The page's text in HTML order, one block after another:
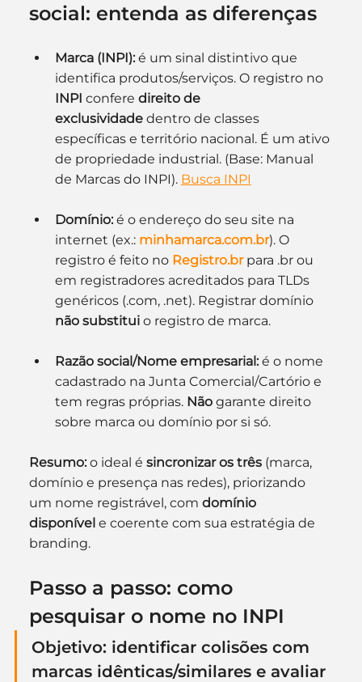
social: entenda as diferenças
Marca (INPI): é um sinal distintivo que
identifica produtos/serviços. O registro no
INPI confere direito de
exclusividade dentro de classes
específicas e território nacional. É um ativo
de propriedade industrial. (Base: Manual
de Marcas do INPI). Busca INPI
Domínio: é o endereço do seu site na
internet (ex.: minhamarca.com.br). O
registro é feito no Registro.br para .br ou
em registradores acreditados para TLDs
genéricos (.com, .net). Registrar domínio
não substitui o registro de marca.
Razão social/Nome empresarial: é o nome
cadastrado na Junta Comercial/Cartório e
tem regras próprias. Não garante direito
sobre marca ou domínio por si só.
Resumo: o ideal é sincronizar os três (marca,
domínio e presença nas redes), priorizando
um nome registrável, com domínio
disponível e coerente com sua estratégia de
branding.
Passo a passo: como
pesquisar o nome no INPI
Objetivo: identificar colisões com
marcas idênticas/similares e avaliar